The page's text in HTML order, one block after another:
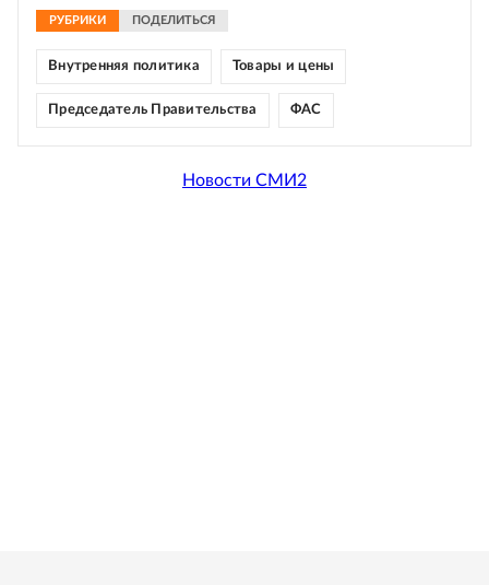
РУБРИКИ ПОДЕЛИТЬСЯ
Внутренняя политика Товары и цены
Председатель Правительства ФАС
Новости СМИ2